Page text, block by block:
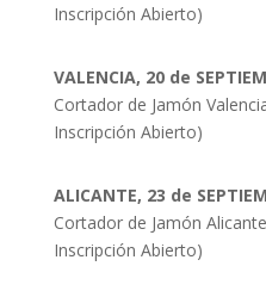
Inscripción Abierto)
VALENCIA, 20 de
Cortador de Jamón
Inscripción Abierto)
ALICANTE, 23 de
Cortador de Jamón
Inscripción Abierto)